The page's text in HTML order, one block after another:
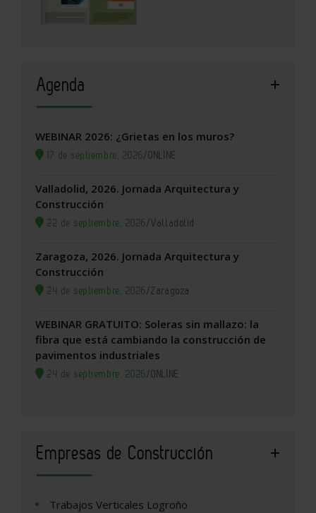
Agenda
WEBINAR 2026: ¿Grietas en los muros?
17 de septiembre, 2026/ONLINE
Valladolid, 2026. Jornada Arquitectura y
Construcción
22 de septiembre, 2026/Valladolid
Zaragoza, 2026. Jornada Arquitectura y
Construcción
24 de septiembre, 2026/Zaragoza
WEBINAR GRATUITO: Soleras sin mallazo: la
fibra que está cambiando la construcción de
pavimentos industriales
24 de septiembre, 2026/ONLINE
Empresas de Construcción
Trabajos Verticales Logroño